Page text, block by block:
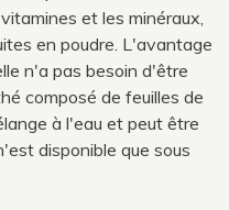
et les minéraux,
en poudre. L'avantage
n'a pas besoin d'être
composé de feuilles de
à l'eau et peut être
disponible que sous